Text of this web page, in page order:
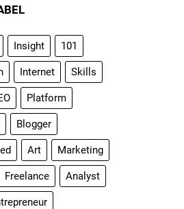
Insight 101
Internet Skills
Platform
Blogger
Art Marketing
Freelance Analyst